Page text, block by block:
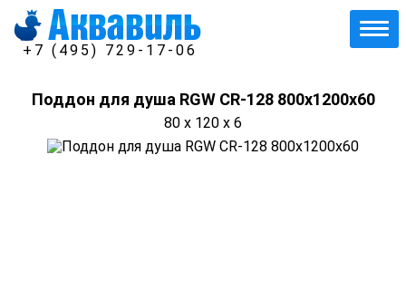
+7 (495) 729-17-06
Поддон для душа RGW CR-128 800х1200х60
80 x 120 x 6